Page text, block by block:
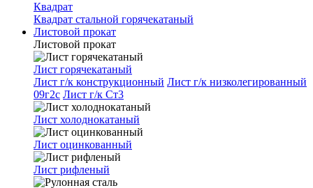
Квадрат
Квадрат стальной горячекатаный
Листовой прокат
Листовой прокат
Лист горячекатаный
Лист г/к конструкционный Лист г/к низколегированный
09г2с Лист г/к Ст3
Лист холоднокатаный
Лист оцинкованный
Лист рифленый